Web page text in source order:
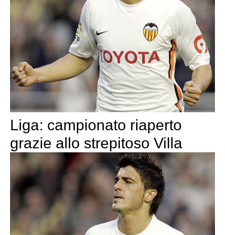
Liga: campionato riaperto
grazie allo strepitoso Villa